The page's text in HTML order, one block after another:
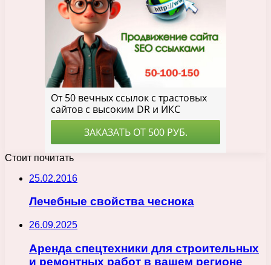
Стоит почитать
25.02.2016
Лечебные свойства чеснока
26.09.2025
Аренда спецтехники для строительных
и ремонтных работ в вашем регионе